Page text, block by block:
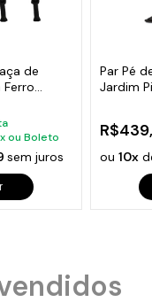
de
ou Boleto
sem juros
Par Pé
Jardim
ou10x